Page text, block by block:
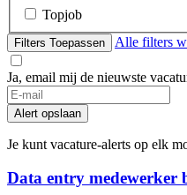
Topjob
Filters Toepassen Alle filters
Ja, email mij de nieuwste
Alert opslaan
Je kunt vacature-alerts op elk
Data entry medewerker